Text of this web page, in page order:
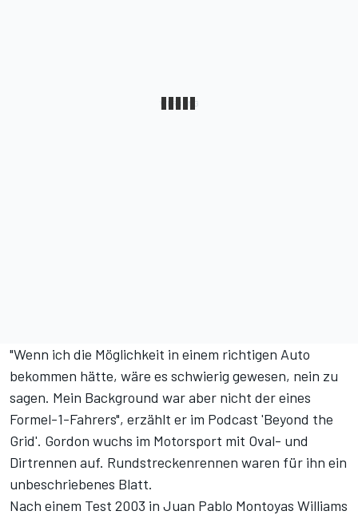
"Wenn ich die Möglichkeit in einem richtigen Auto
bekommen hätte, wäre es schwierig gewesen, nein zu
sagen. Mein Background war aber nicht der eines
Formel-1-Fahrers", erzählt er im Podcast 'Beyond the
Grid'. Gordon wuchs im Motorsport mit Oval- und
Dirtrennen auf. Rundstreckenrennen waren für ihn ein
unbeschriebenes Blatt.
Nach einem Test 2003 in Juan Pablo Montoyas Williams